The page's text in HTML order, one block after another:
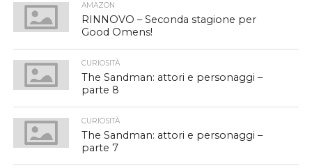
AMAZON
RINNOVO – Seconda stagione per
Good Omens!
CURIOSITÀ
The Sandman: attori e personaggi –
parte 8
CURIOSITÀ
The Sandman: attori e personaggi –
parte 7